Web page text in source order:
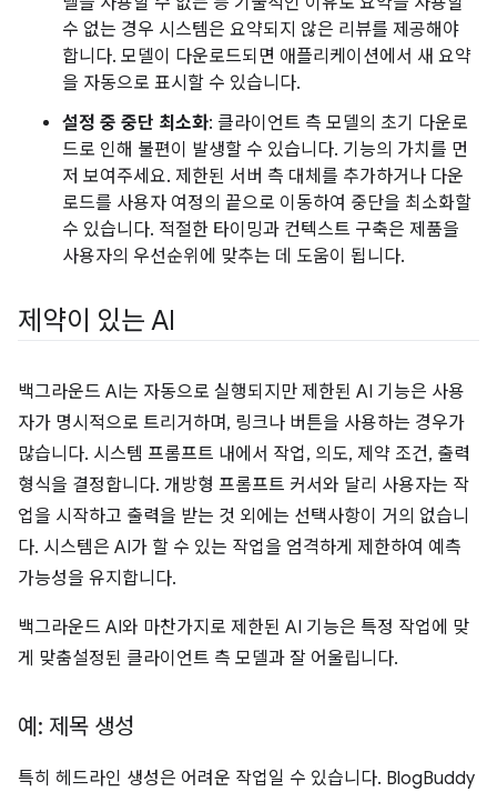
수 없는 경우 시스템은 요약되지 않은 리뷰를 제공해야
합니다. 모델이 다운로드되면 애플리케이션에서 새 요약
을 자동으로 표시할 수 있습니다.
설정 중 중단 최소화: 클라이언트 측 모델의 초기 다운로
드로 인해 불편이 발생할 수 있습니다. 기능의 가치를 먼
저 보여주세요. 제한된 서버 측 대체를 추가하거나 다운
로드를 사용자 여정의 끝으로 이동하여 중단을 최소화할
수 있습니다. 적절한 타이밍과 컨텍스트 구축은 제품을
사용자의 우선순위에 맞추는 데 도움이 됩니다.
제약이 있는 AI
백그라운드 AI는 자동으로 실행되지만 제한된 AI 기능은 사용
자가 명시적으로 트리거하며, 링크나 버튼을 사용하는 경우가
많습니다. 시스템 프롬프트 내에서 작업, 의도, 제약 조건, 출력
형식을 결정합니다. 개방형 프롬프트 커서와 달리 사용자는 작
업을 시작하고 출력을 받는 것 외에는 선택사항이 거의 없습니
다. 시스템은 AI가 할 수 있는 작업을 엄격하게 제한하여 예측
가능성을 유지합니다.
백그라운드 AI와 마찬가지로 제한된 AI 기능은 특정 작업에 맞
게 맞춤설정된 클라이언트 측 모델과 잘 어울립니다.
예: 제목 생성
특히 헤드라인 생성은 어려운 작업일 수 있습니다. BlogBuddy